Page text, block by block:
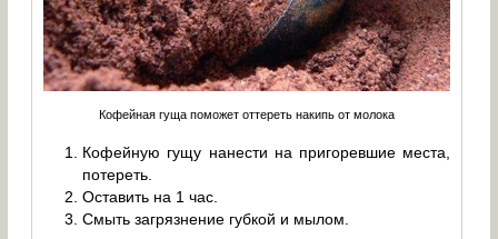
Кофейная гуща поможет оттереть накипь от молока
Кофейную гущу нанести на пригоревшие места,
потереть.
Оставить на 1 час.
Смыть загрязнение губкой и мылом.